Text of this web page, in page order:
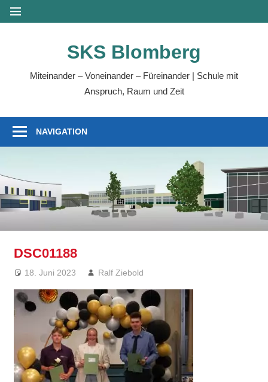
Zum
Inhalt
MENÜ
SKS Blomberg
Miteinander – Voneinander – Füreinander | Schule mit
Anspruch, Raum und Zeit
NAVIGATION
DSC01188
18. Juni 2023 Ralf Ziebold